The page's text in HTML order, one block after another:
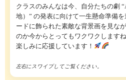
クラスのみんなは今、自分たちの劇
地）” の発表に向けて一生懸命準備
ードに飾られた素敵な背景画を見な
のか今からとってもワクワクします
楽しみに応援しています！
左右にスワイプしてご覧ください。